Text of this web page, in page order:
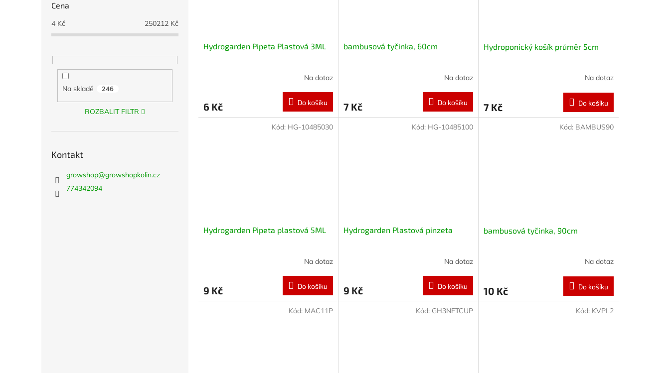
Cena
4 Kč 250212 Kč
Na skladě 246
ROZBALIT FILTR
Kontakt
growshop@growshopkolin.cz
774342094
Hydrogarden Pipeta Plastová 3ML
Na dotaz
6 Kč Do košíku
bambusová tyčinka, 60cm
Na dotaz
7 Kč Do košíku
Hydroponický košík průměr 5cm
Na dotaz
7 Kč Do košíku
Hydrogarden Pipeta plastová 5ML
Na dotaz
9 Kč Do košíku
Kód: HG-10485030
Hydrogarden Plastová pinzeta
Na dotaz
9 Kč Do košíku
Kód: HG-10485100
bambusová tyčinka, 90cm
Na dotaz
10 Kč Do košíku
Kód: BAMBUS90
Kód: MAC11P Kód: GH3NETCUP Kód: KVPL2